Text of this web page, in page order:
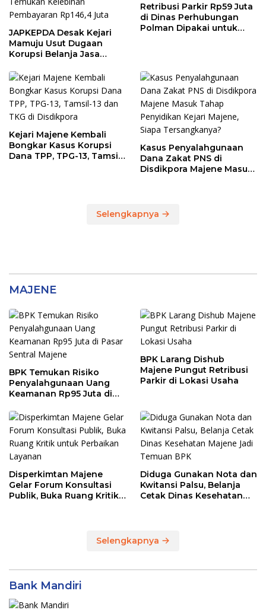
JAPKEPDA Desak Kejari
Mamuju Usut Dugaan
Korupsi Belanja Jasa
Sulbar, BPK Temukan
Kelebihan Pembayaran
Rp146,4 Juta
Retribusi Parkir Rp59 Juta
di Dinas Perhubungan
Polman Dipakai untuk
Kejari Majene Kembali
Bongkar Kasus Korupsi
Dana TPP, TPG-13, Tamsil-
Kasus Penyalahgunaan
Dana Zakat PNS di
Disdikpora Majene Masuk
Selengkapnya
MAJENE
BPK Temukan Risiko
Penyalahgunaan Uang
Keamanan Rp95 Juta di
BPK Larang Dishub
Majene Pungut Retribusi
Parkir di Lokasi Usaha
Disperkimtan Majene
Gelar Forum Konsultasi
Publik, Buka Ruang Kritik
Diduga Gunakan Nota dan
Kwitansi Palsu, Belanja
Cetak Dinas Kesehatan
Selengkapnya
Bank Mandiri